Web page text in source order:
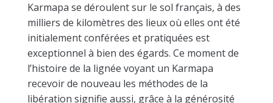
Karmapa se déroulent sur le sol français, à des
milliers de kilomètres des lieux où elles ont été
initialement conférées et pratiquées est
exceptionnel à bien des égards. Ce moment de
l’histoire de la lignée voyant un Karmapa
recevoir de nouveau les méthodes de la
libération signifie aussi, grâce à la générosité